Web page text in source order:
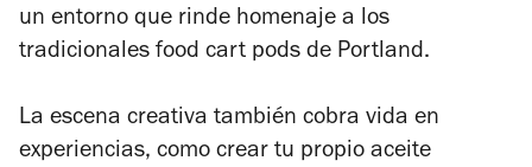
un entorno que rinde homenaje a los
tradicionales food cart pods de Portland.
La escena creativa también cobra vida en
experiencias, como crear tu propio aceite